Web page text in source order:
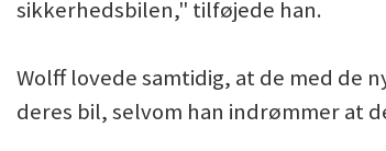
sikkerhedsbilen," tilføjede han.
Wolff lovede samtidig, at de med de
deres bil, selvom han indrømmer at